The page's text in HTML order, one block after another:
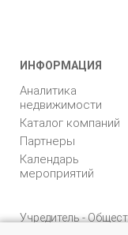
ИНФОРМАЦИЯ
Аналитика
недвижимости
Каталог компаний
Партнеры
Календарь
мероприятий
Учредитель -